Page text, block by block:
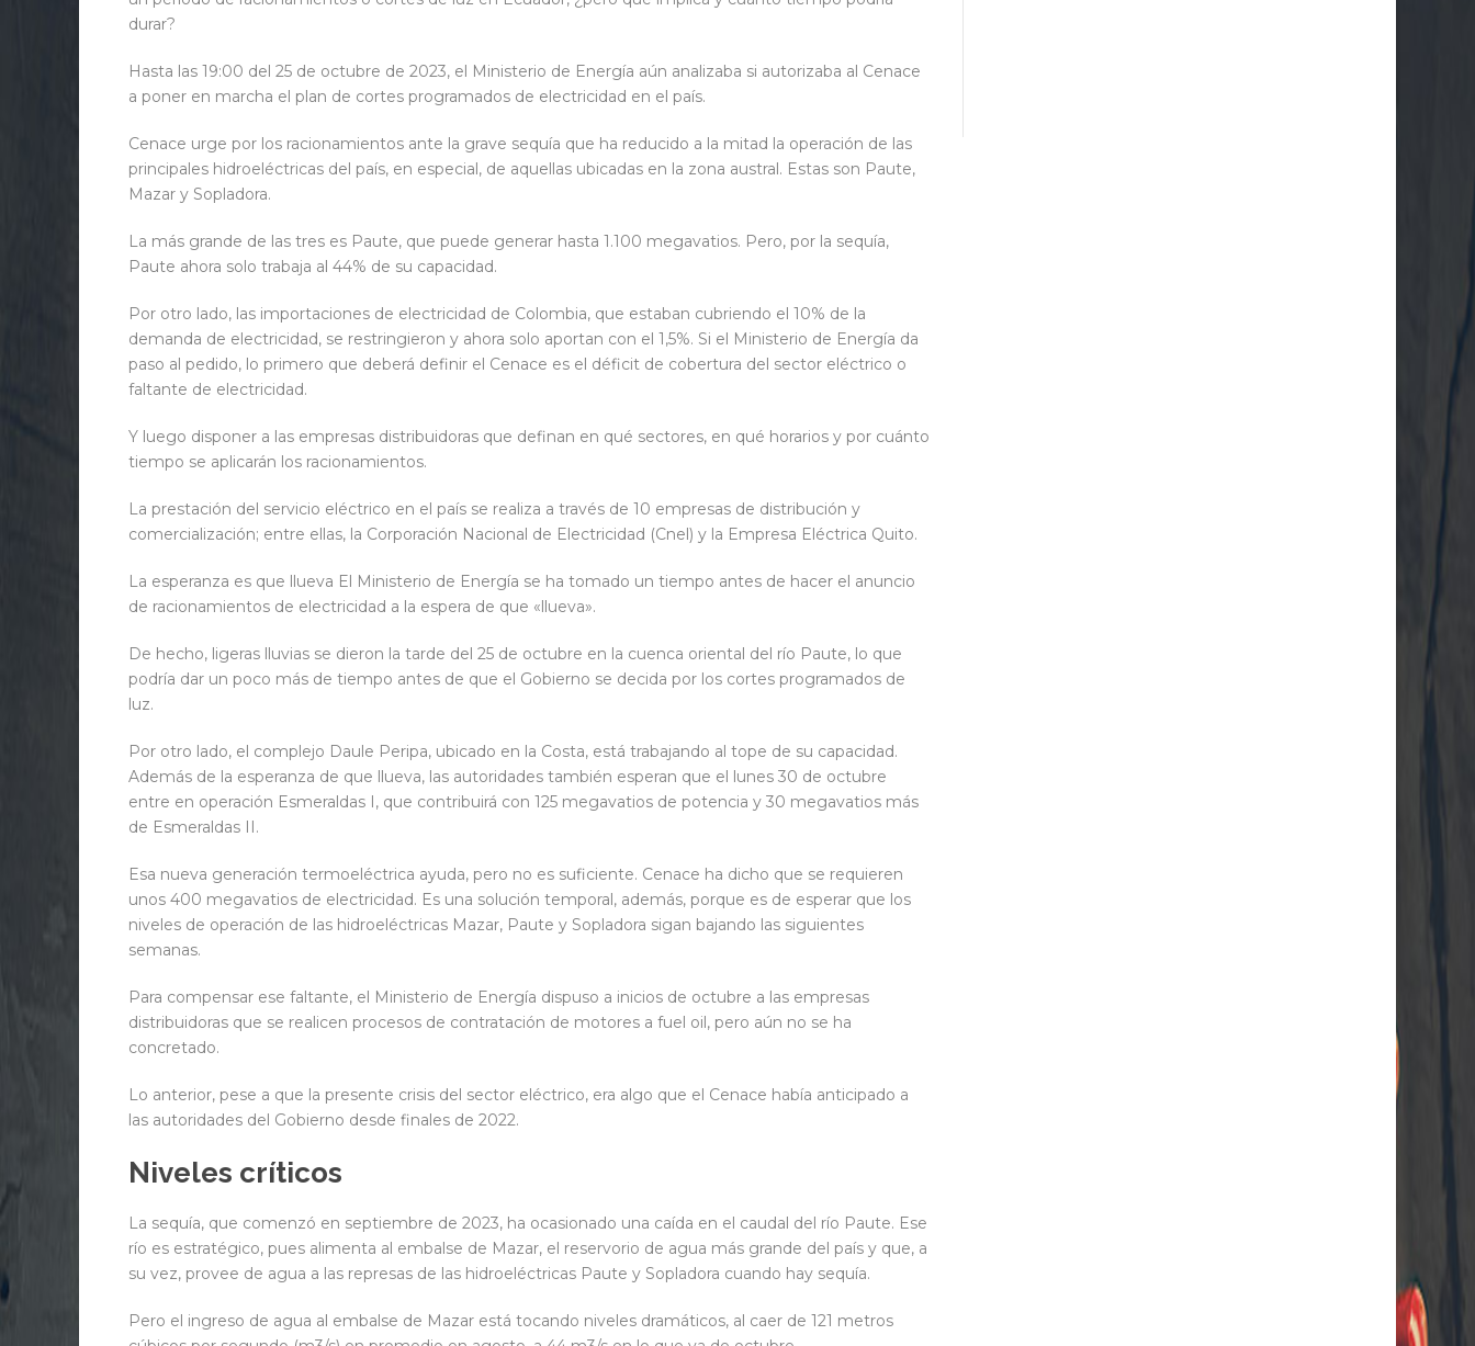
durar?
Hasta las 19:00 del 25 de octubre de 2023, el Ministerio de Energía aún analizaba si autorizaba al Cenace
a poner en marcha el plan de cortes programados de electricidad en el país.
Cenace urge por los racionamientos ante la grave sequía que ha reducido a la mitad la operación de las
principales hidroeléctricas del país, en especial, de aquellas ubicadas en la zona austral. Estas son Paute,
Mazar y Sopladora.
La más grande de las tres es Paute, que puede generar hasta 1.100 megavatios. Pero, por la sequía,
Paute ahora solo trabaja al 44% de su capacidad.
Por otro lado, las importaciones de electricidad de Colombia, que estaban cubriendo el 10% de la
demanda de electricidad, se restringieron y ahora solo aportan con el 1,5%. Si el Ministerio de Energía da
paso al pedido, lo primero que deberá definir el Cenace es el déficit de cobertura del sector eléctrico o
faltante de electricidad.
Y luego disponer a las empresas distribuidoras que definan en qué sectores, en qué horarios y por cuánto
tiempo se aplicarán los racionamientos.
La prestación del servicio eléctrico en el país se realiza a través de 10 empresas de distribución y
comercialización; entre ellas, la Corporación Nacional de Electricidad (Cnel) y la Empresa Eléctrica Quito.
La esperanza es que llueva El Ministerio de Energía se ha tomado un tiempo antes de hacer el anuncio
de racionamientos de electricidad a la espera de que «llueva».
De hecho, ligeras lluvias se dieron la tarde del 25 de octubre en la cuenca oriental del río Paute, lo que
podría dar un poco más de tiempo antes de que el Gobierno se decida por los cortes programados de
luz.
Por otro lado, el complejo Daule Peripa, ubicado en la Costa, está trabajando al tope de su capacidad.
Además de la esperanza de que llueva, las autoridades también esperan que el lunes 30 de octubre
entre en operación Esmeraldas I, que contribuirá con 125 megavatios de potencia y 30 megavatios más
de Esmeraldas II.
Esa nueva generación termoeléctrica ayuda, pero no es suficiente. Cenace ha dicho que se requieren
unos 400 megavatios de electricidad. Es una solución temporal, además, porque es de esperar que los
niveles de operación de las hidroeléctricas Mazar, Paute y Sopladora sigan bajando las siguientes
semanas.
Para compensar ese faltante, el Ministerio de Energía dispuso a inicios de octubre a las empresas
distribuidoras que se realicen procesos de contratación de motores a fuel oil, pero aún no se ha
concretado.
Lo anterior, pese a que la presente crisis del sector eléctrico, era algo que el Cenace había anticipado a
las autoridades del Gobierno desde finales de 2022.
Niveles críticos
La sequía, que comenzó en septiembre de 2023, ha ocasionado una caída en el caudal del río Paute. Ese
río es estratégico, pues alimenta al embalse de Mazar, el reservorio de agua más grande del país y que, a
su vez, provee de agua a las represas de las hidroeléctricas Paute y Sopladora cuando hay sequía.
Pero el ingreso de agua al embalse de Mazar está tocando niveles dramáticos, al caer de 121 metros